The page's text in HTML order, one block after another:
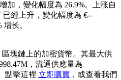
合約
加，變化幅度為 26.9%。上涨自
已經上升，變化幅度為 €--
长。
區塊鏈上的加密貨幣。其最大供
，流通供應量為
點擊這裡 立即購買 ，或查看我們